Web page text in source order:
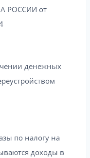
РОССИИ от
денежных
по налогу на
доходы в